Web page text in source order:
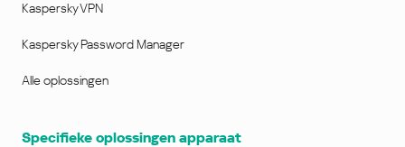
Kaspersky VPN
Kaspersky Password Manager
Alle oplossingen
Specifieke oplossingen apparaat